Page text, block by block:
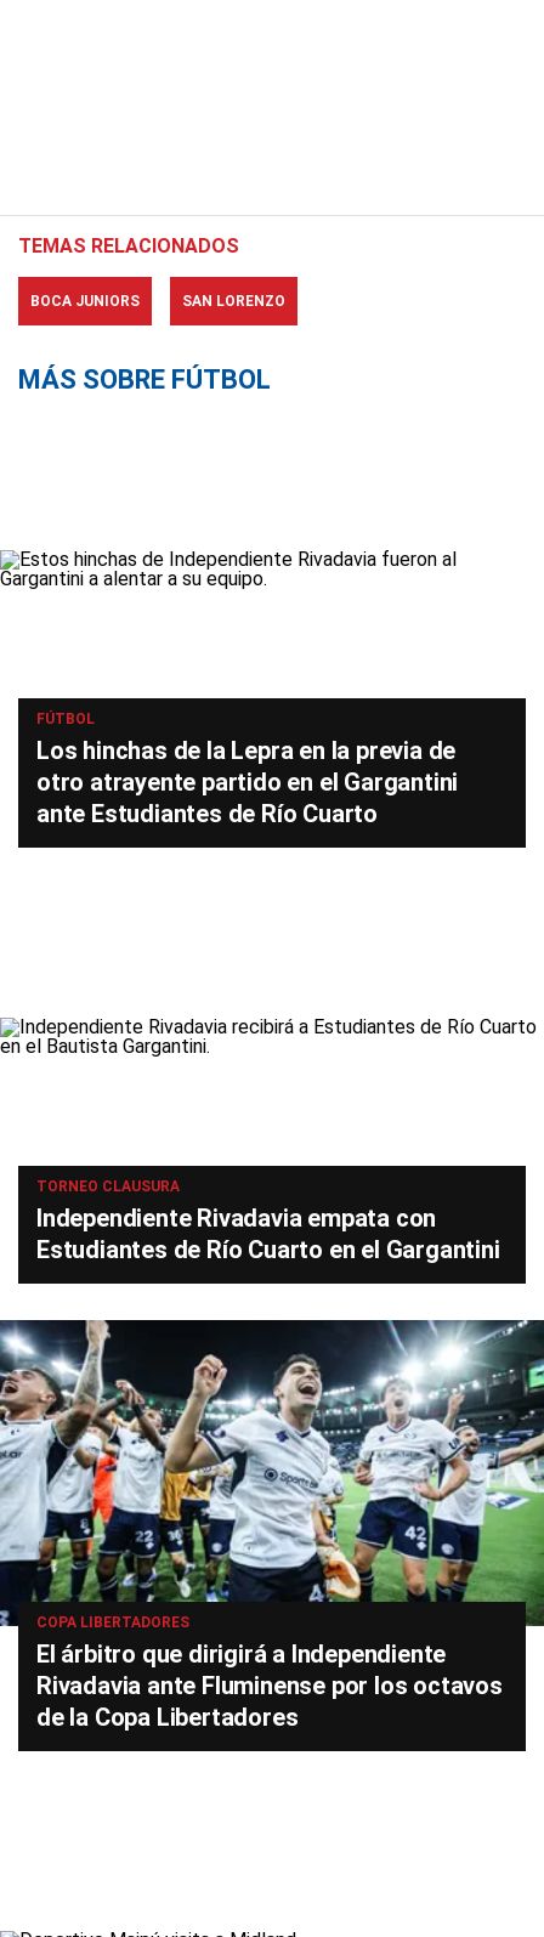
TEMAS RELACIONADOS
BOCA JUNIORS SAN LORENZO
MÁS SOBRE FÚTBOL
FÚTBOL
Los hinchas de la Lepra en la previa de
otro atrayente partido en el Gargantini
ante Estudiantes de Río Cuarto
TORNEO CLAUSURA
Independiente Rivadavia empata con
Estudiantes de Río Cuarto en el Gargantini
COPA LIBERTADORES
El árbitro que dirigirá a Independiente
Rivadavia ante Fluminense por los octavos
de la Copa Libertadores